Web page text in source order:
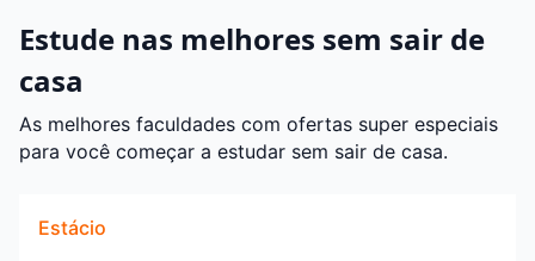
Estude nas melhores sem sair de
casa
As melhores faculdades com ofertas super especiais
para você começar a estudar sem sair de casa.
Estácio